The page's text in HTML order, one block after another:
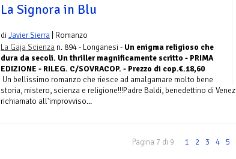
La Signora in Blu
diJavier Sierra | Romanzo
La Gaja Scienza n. 894 - Longanesi - Un enigma religioso che
dura da secoli. Un thriller magnificamente scritto - PRIMA
EDIZIONE - RILEG. C/SOVRACOP. - Prezzo di cop.€.18,60
Un bellissimo romanzo che riesce ad amalgamare molto bene
storia, mistero, scienza e religione!!!Padre Baldi, benedettino di
richiamato all'improvviso...
Pagina 7 di 9 1 2 3 4 5